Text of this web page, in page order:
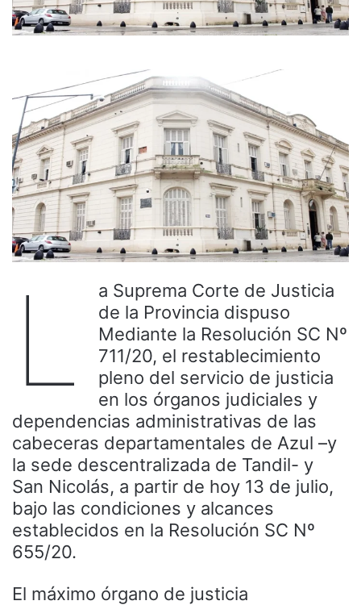
L
a Suprema Corte de Justicia
de la Provincia dispuso
Mediante la Resolución SC Nº
711/20, el restablecimiento
pleno del servicio de justicia
en los órganos judiciales y
dependencias administrativas de las
cabeceras departamentales de Azul –y
la sede descentralizada de Tandil- y
San Nicolás, a partir de hoy 13 de julio,
bajo las condiciones y alcances
establecidos en la Resolución SC Nº
655/20.
El máximo órgano de justicia